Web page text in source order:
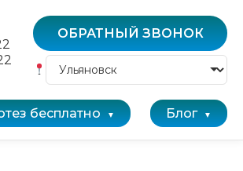
ОБРАТНЫЙ ЗВОНОК
бесплатно Блог